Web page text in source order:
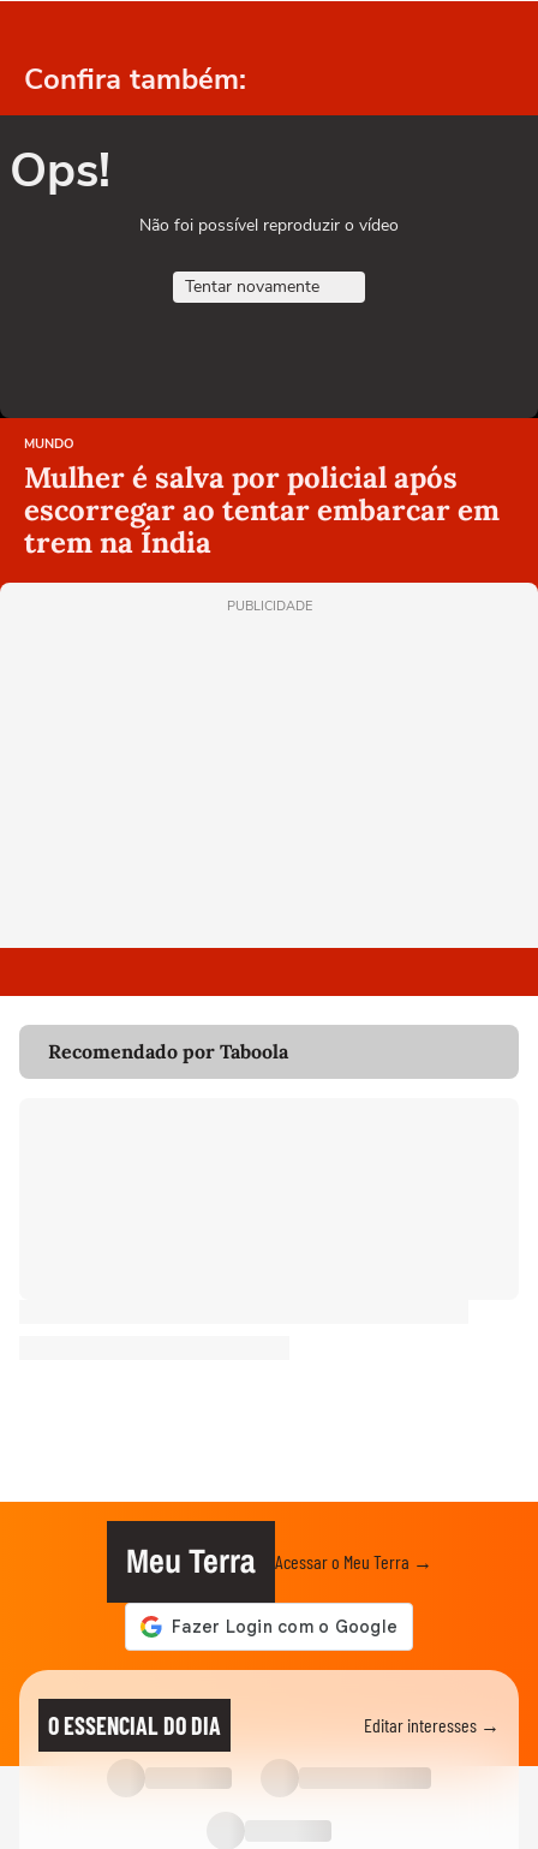
Confira também:
Ops!
Não foi possível reproduzir o vídeo
Tentar novamente
MUNDO
Mulher é salva por policial após
escorregar ao tentar embarcar em
trem na Índia
PUBLICIDADE
Recomendado por Taboola
Meu Terra Acessar o Meu Terra →
O ESSENCIAL DO DIA Editar interesses →